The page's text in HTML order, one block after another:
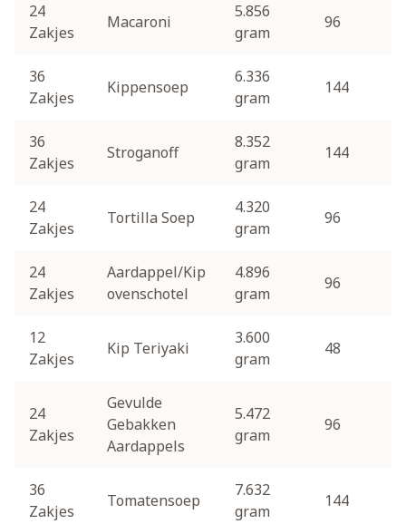
24
Zakjes
Macaroni
5.856
gram
96
36
Zakjes
Kippensoep
6.336
gram
144
36
Zakjes
Stroganoff
8.352
gram
144
24
Zakjes
Tortilla Soep
4.320
gram
96
24
Zakjes
Aardappel/Kip
ovenschotel
4.896
gram
96
12
Zakjes
Kip Teriyaki
3.600
gram
48
24
Zakjes
Gevulde
Gebakken
Aardappels
5.472
gram
96
36
Zakjes
Tomatensoep
7.632
gram
144